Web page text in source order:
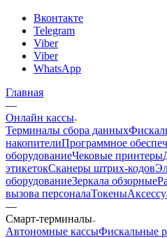
Вконтакте
Telegram
Viber
Viber
WhatsApp
Главная
—
Онлайн кассы
Терминалы сбора данных
накопителиПрограммное
оборудованиеЧековые принтеры
этикетокСканеры штрих-кодов
оборудованиеЗеркала обзорные
вызова персоналаТокены
—
Смарт-терминалы
Автономные кассыФискальные